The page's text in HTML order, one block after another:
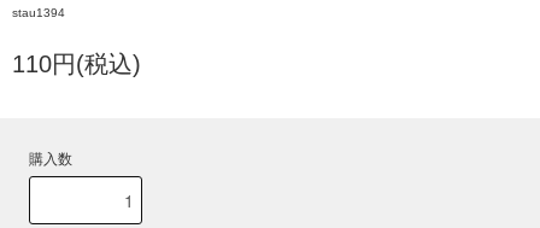
stau1394
110円(税込)
購入数